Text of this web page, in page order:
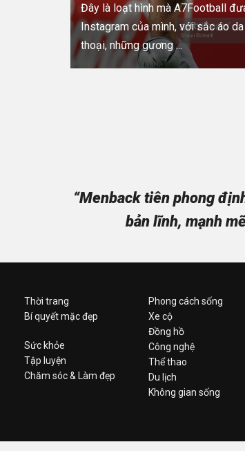
Đây là loạt hình mà A7Football
Instagram của mình, với sắc áo
thoại, những gương ...
“Menback tiên phong
bản lĩnh, mạnh
Thời trang
Bí quyết mặc đẹp
Sức khỏe
Tập luyện
Chăm sóc & Làm đẹp
Phong cách sống
Xe cộ
Đồng hồ
Công nghệ
Thể thao
Du lịch
Không gian sống